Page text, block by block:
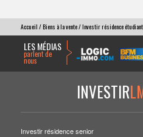
Accueil /Biens à la vente/ Investir résidence
LES MÉDIAS
parlent de
nous
INVESTIR
Investir résidence senior